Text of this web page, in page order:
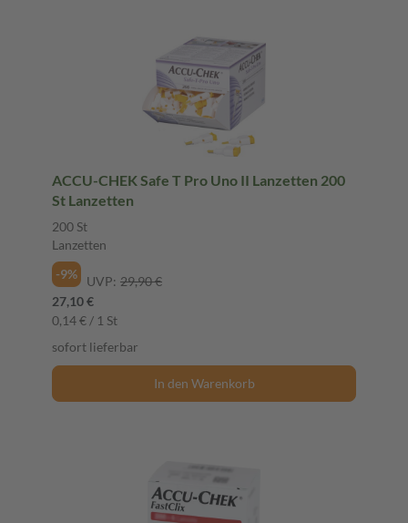
ACCU-CHEK Safe T Pro Uno II Lanzetten 200
St Lanzetten
200 St
Lanzetten
-9%
UVP: 29,90 €
27,10 €
0,14 € / 1 St
sofort lieferbar
In den Warenkorb